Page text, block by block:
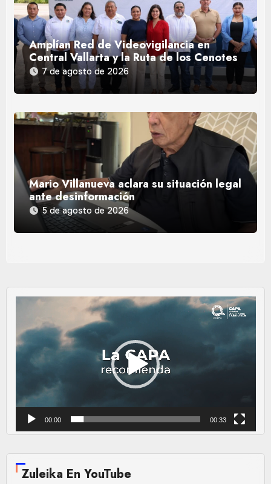
Amplían Red de Videovigilancia en
Central Vallarta y la Ruta de los Cenotes
7 de agosto de 2026
Mario Villanueva aclara su situación legal
ante desinformación
5 de agosto de 2026
Reproductor
vídeo
00:00 00:33
Zuleika En YouTube